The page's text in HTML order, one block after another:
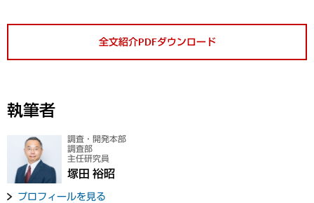
全文紹介PDFダウンロード
執筆者
調査・開発本部
調査部
主任研究員
塚田 裕昭
プロフィールを見る